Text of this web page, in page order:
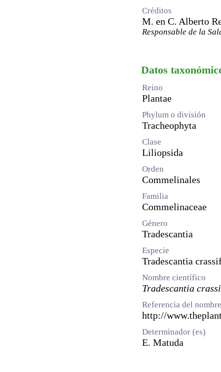
Créditos
M. en C. Alberto
Responsable de la
Datos
Reino
Plantae
Phylum o división
Tracheophyta
Clase
Liliopsida
Orden
Commelinales
Familia
Commelinaceae
Género
Tradescantia
Especie
Tradescantia
Nombre científico
Tradescantia
Referencia del
http://
Determinador (es)
E. Matuda